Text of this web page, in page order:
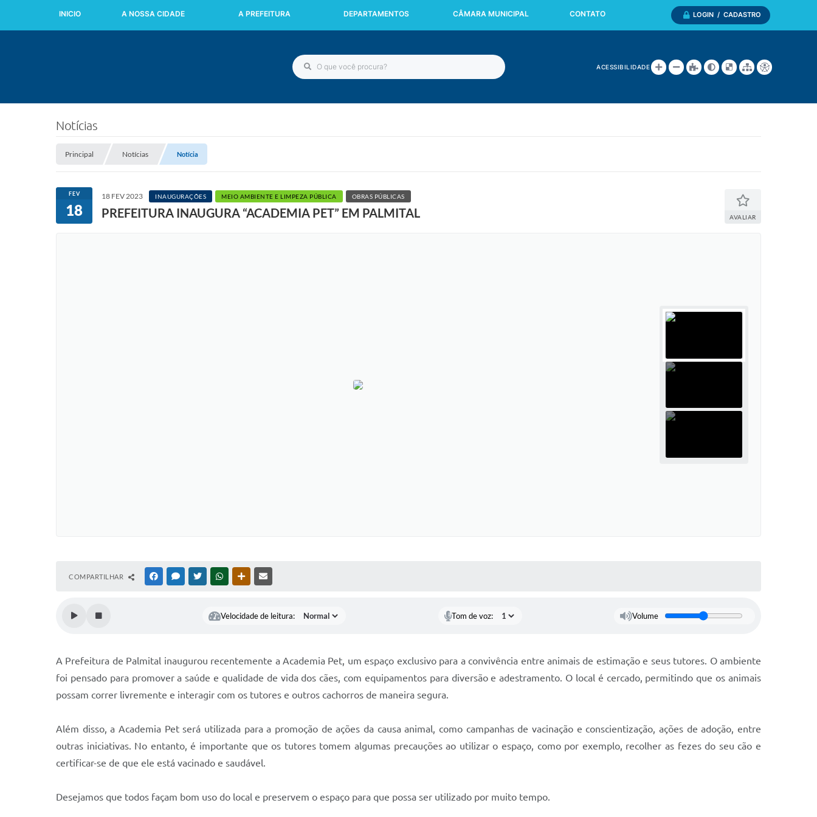
LOGIN / CADASTRO
ACESSIBILIDADE
INICIO A NOSSA CIDADE A PREFEITURA DEPARTAMENTOS CÂMARA MUNICIPAL CONTATO
Notícias
Principal Notícias Notícia
FEV
18
18 FEV 2023 INAUGURAÇÕES MEIO AMBIENTE E LIMPEZA PÚBLICA OBRAS PÚBLICAS
PREFEITURA INAUGURA “ACADEMIA PET” EM PALMITAL AVALIAR
COMPARTILHAR FACEBOOKMESSENGER
TWITTERWHATSAPPOUTRAS MÍDIAS
Velocidade de leitura: Tom de voz: Volume
A Prefeitura de Palmital inaugurou recentemente a Academia Pet, um espaço exclusivo para a convivência entre animais de estimação e seus tutores. O ambiente
foi pensado para promover a saúde e qualidade de vida dos cães, com equipamentos para diversão e adestramento. O local é cercado, permitindo que os animais
possam correr livremente e interagir com os tutores e outros cachorros de maneira segura.
Além disso, a Academia Pet será utilizada para a promoção de ações da causa animal, como campanhas de vacinação e conscientização, ações de adoção, entre
outras iniciativas. No entanto, é importante que os tutores tomem algumas precauções ao utilizar o espaço, como por exemplo, recolher as fezes do seu cão e
certificar-se de que ele está vacinado e saudável.
Desejamos que todos façam bom uso do local e preservem o espaço para que possa ser utilizado por muito tempo.